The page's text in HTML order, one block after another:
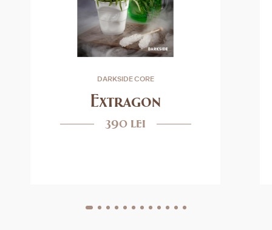
DARKSIDE CORE
Extragon
390 lei